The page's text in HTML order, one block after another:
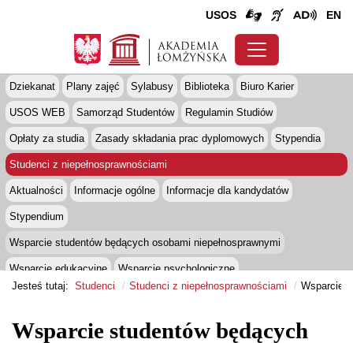
USOS EN
Dziekanat Plany zajęć Sylabusy Biblioteka Biuro Karier
USOS WEB Samorząd Studentów Regulamin Studiów
Opłaty za studia Zasady składania prac dyplomowych Stypendia
Studenci z niepełnosprawnościami
Aktualności Informacje ogólne Informacje dla kandydatów
Stypendium
Wsparcie studentów będących osobami niepełnosprawnymi
Wsparcie edukacyjne Wsparcie psychologiczne
Bezpłatna wypożyczalnia Zajęcia z wychowania fizycznego
Pokój odpoczynku Doradztwo zawodowe Erasmus+
Jesteś tutaj: Studenci Studenci z niepełnosprawnościami Wsparcie
Wsparcie studentów będących